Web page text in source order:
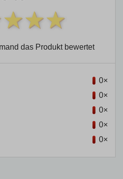
das Produkt bewertet
0×
0×
0×
0×
0×